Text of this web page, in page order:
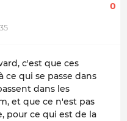
0
c'est que ces
qui se passe dans
dans les
et que ce n'est pas
pour ce qui est de la